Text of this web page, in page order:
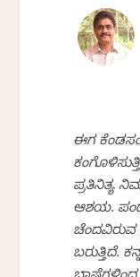
ಈಗ
ಪ್ರತಿನಿತ್ಯ
ಆಶಯ.
ಚೆಂದವಿರುವ
ಬರುತ್ತಿದೆ.